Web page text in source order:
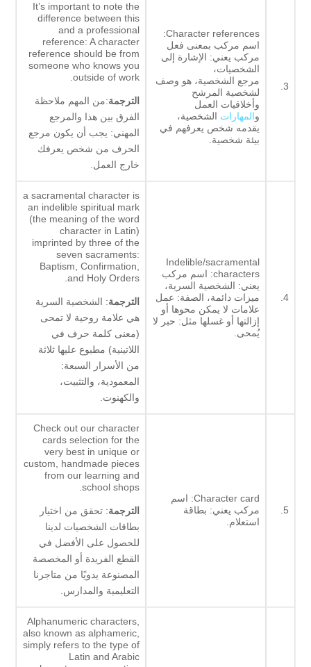
3.
Character references:
اسم مركب بمعنى فعل
مركب يعني: الإشارة إلى
الشخصيات،
مرجع الشخصية، هو وصف
لشخصية المرشح
وأخلاقيات العمل
والمهارات الشخصية،
يقدمه شخص يعرفهم في
بيئة شخصية.
It’s important to note the
difference between this
and a professional
reference: A character
reference should be from
someone who knows you
outside of work.
الترجمة:من المهم ملاحظة
الفرق بين هذا والمرجع
المهني: يجب أن يكون مرجع
الحرف من شخص يعرفك
خارج العمل.
4.
Indelible/sacramental
characters: اسم مركب
يعني: الشخصية السرية،
ميزات دائمة، الصفة: عمل
علامات لا يمكن محوها أو
إزالتها أو غسلها مثل: حبر لا
يُمحى.
a sacramental character is
an indelible spiritual mark
(the meaning of the word
character in Latin)
imprinted by three of the
seven sacraments:
Baptism, Confirmation,
and Holy Orders.
الترجمة: الشخصية السرية
هي علامة روحية لا تمحى
(معنى كلمة حرف في
اللاتينية) مطبوع عليها ثلاثة
من الأسرار السبعة:
المعمودية، والتثبيت،
والكهنوت.
5.
Character card: اسم
مركب يعني: بطاقة
استعلام.
Check out our character
cards selection for the
very best in unique or
custom, handmade pieces
from our learning and
school shops.
الترجمة: تحقق من اختيار
بطاقات الشخصيات لدينا
للحصول على الأفضل في
القطع الفريدة أو المخصصة
المصنوعة يدويًا من متاجرنا
التعليمية والمدارس.
Alphanumeric characters,
also known as alphameric,
simply refers to the type of
Latin and Arabic